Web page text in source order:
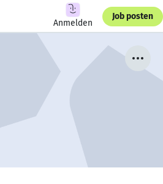
Anmelden
Job posten